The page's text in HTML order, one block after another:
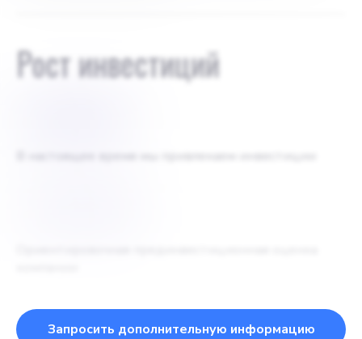
Рост инвестиций
Запросить дополнительную информацию